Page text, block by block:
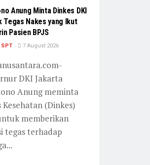
Anung Minta Dinkes DKI
Tegas Nakes yang Ikut
Pasien BPJS
SPT 7 August 2026
DKI Jakarta
Anung meminta
Kesehatan (Dinkes)
memberikan
tegas terhadap